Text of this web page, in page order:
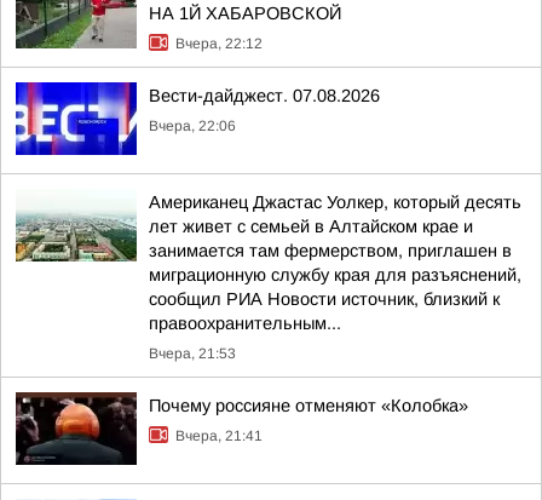
НА 1Й ХАБАРОВСКОЙ
Вчера, 22:12
Вести-дайджест. 07.08.2026
Вчера, 22:06
Американец Джастас Уолкер, который десять
лет живет с семьей в Алтайском крае и
занимается там фермерством, приглашен в
миграционную службу края для разъяснений,
сообщил РИА Новости источник, близкий к
правоохранительным...
Вчера, 21:53
Почему россияне отменяют «Колобка»
Вчера, 21:41